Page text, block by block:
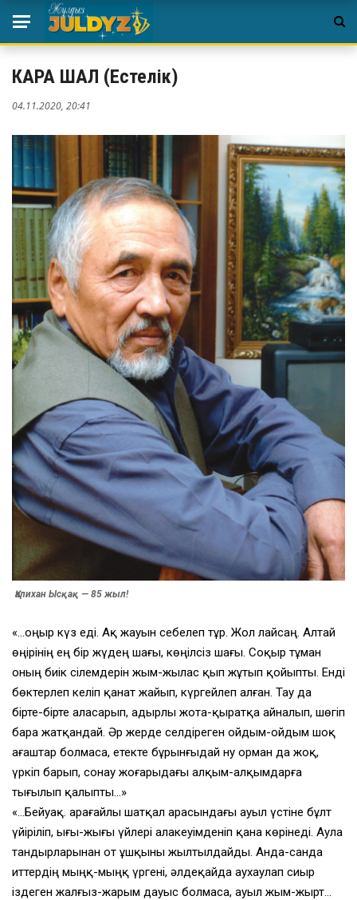
КАРА ШАЛ (Естелік)
04.11.2020, 20:41
Қалихан Ысқақ — 85 жыл!
«…Қоңыр күз еді. Ақ жауын себелеп тұр. Жол лайсаң. Алтай
өңірінің ең бір жүдең шағы, көңілсіз шағы. Соқыр тұман
оның биік сілемдерін жым-жылас қып жұтып қойыпты. Енді
бөктерлеп келіп қанат жайып, күргейлеп алған. Тау да
бірте-бірте аласарып, адырлы жота-қыратқа айналып, шөгіп
бара жатқандай. Әр жерде селдіреген ойдым-ойдым шоқ
ағаштар болмаса, етекте бұрынғыдай ну орман да жоқ,
үркіп барып, сонау жоғарыдағы алқым-алқымдарға
тығылып қалыпты…»
«…Бейуақ. Қарағайлы шатқал арасындағы ауыл үстіне бұлт
үйіріліп, ығы-жығы үйлері алакеуімденіп қана көрінеді. Аула
тандырларынан от ұшқыны жылтылдайды. Анда-санда
иттердің мыңқ-мыңқ үргені, әлдеқайда аухаулап сиыр
іздеген жалғыз-жарым дауыс болмаса, ауыл жым-жырт…